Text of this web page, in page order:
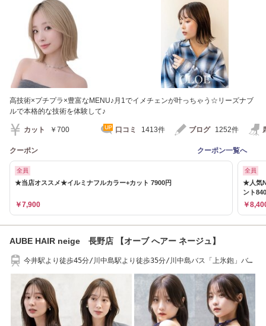
高技術×プチプラ×豊富なMENU♪月1でイメチェンが叶っちゃう☆リーズナブ
ルで本格的な技術を体験して♪
カット ￥700 口コミ 1413件 ブログ 1252件
クーポン クーポン一覧へ
全員
★当店オススメ★イルミナフルカラー+カット 7900円
￥7,900
全員
★人気
ント
￥
AUBE HAIR neige 長野店 【オーブ へアー ネージュ】
今井駅より徒歩45分/川中島駅より徒歩35分/川中島バス「上氷鉋」バス